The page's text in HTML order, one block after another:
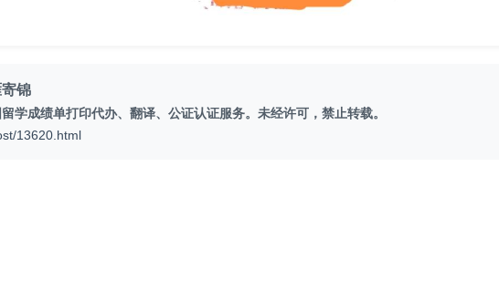
锦
学成绩单打印代办、翻译、公证认证服务。未经许可，禁止转载。
13620.html